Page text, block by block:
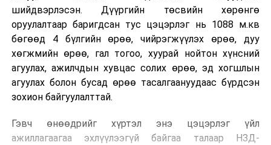
шийдвэрлэсэн. Дүүргийн төсвийн хөрөнгө
оруулалтаар баригдсан тус цэцэрлэг нь 1088 м.кв
бөгөөд 4 бүлгийн өрөө, чийрэгжүүлэх өрөө, дуу
хөгжмийн өрөө, гал тогоо, хуурай нойтон хүнсний
агуулах, ажилчдын хувцас солих өрөө, эд хогшлын
агуулах болон бусад өрөө тасалгаануудаас бүрдсэн
зохион байгуулалттай.
Гэвч өнөөдрийг хүртэл энэ цэцэрлэг үйл
ажиллагаагаа эхлүүлээгүй байгаа талаар НЗД-